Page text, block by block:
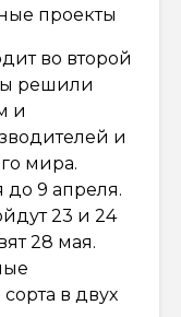
проекты
во второй
решили
и
и
мира.
9 апреля.
23 и 24
28 мая.
в двух